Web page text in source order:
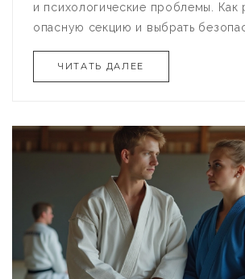
и психологические проблемы. Как
опасную секцию и выбрать
ЧИТАТЬ ДАЛЕЕ